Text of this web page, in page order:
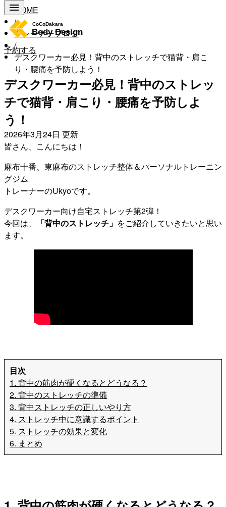
予約する
HOME
/
トレーナーブログ
/
デスクワーカー必見！背中のストレッチで猫背・肩こ
り・腰痛を予防しよう！
デスクワーカー必見！背中のストレッ
チで猫背・肩こり・腰痛を予防しよ
う！
2026年3月24日 更新
皆さん、こんにちは！
麻布十番、東麻布のストレッチ整体＆パーソナルトレーニン
グジム
トレーナーのUkyoです。
デスクワーカー向け自宅ストレッチ第2弾！
今回は、
「背中のストレッチ」 をご紹介していきたいと思い
ます。
目次
1. 背中の筋肉が硬くなるとどうなる？
2. 背中のストレッチの準備
3. 背中ストレッチの正しいやり方
4. ストレッチ中に意識するポイント
5. ストレッチの効果と変化
6. まとめ